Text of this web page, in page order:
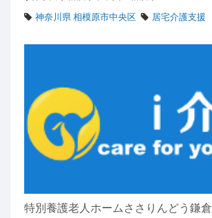
神奈川県 相模原市中央区
居宅介護支援
特別養護老人ホームささりんどう鎌倉